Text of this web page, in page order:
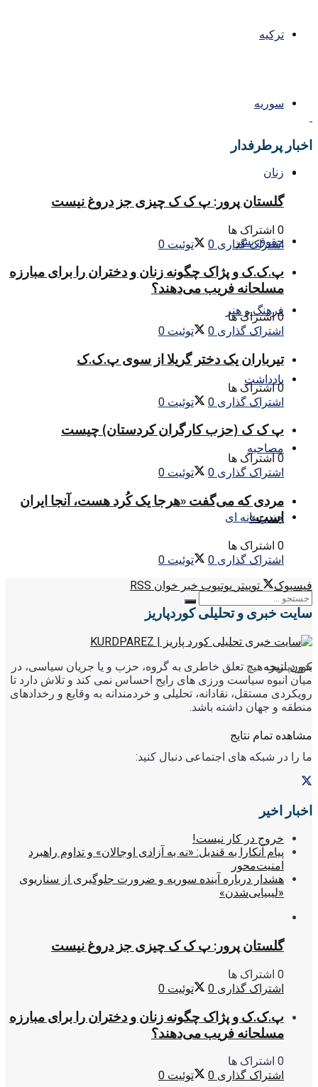
ترکیه
سوریه
زنان
حقوق بشر
فرهنگ و هنر
یادداشت
مصاحبه
چندرسانه ای
بدون نتیجه
مشاهده تمام نتایج
اخبار پرطرفدار
گلستان پرور: پ ک ک چیزی جز دروغ نیست
0 اشتراک ها
اشتراک گذاری 0 توئیت 0
پ.ک.ک و پژاک چگونه زنان و دختران را برای مبارزه
مسلحانه فریب می‌دهند؟
0 اشتراک ها
اشتراک گذاری 0 توئیت 0
تیرباران یک دختر گریلا از سوی پ.ک.ک
0 اشتراک ها
اشتراک گذاری 0 توئیت 0
پ ک ک (حزب کارگران کردستان) چیست
0 اشتراک ها
اشتراک گذاری 0 توئیت 0
مردی که می‌گفت «هرجا یک کُرد هست، آنجا ایران
است»
0 اشتراک ها
اشتراک گذاری 0 توئیت 0
فیسبوک
توییتر یوتیوب خبر خوان RSS
سایت خبری و تحلیلی کوردپاریز
کوردپاریز، هیچ تعلق خاطری به گروه، حزب و یا جریان سیاسی، در
میان انبوه سیاست ورزی های رایج احساس نمی کند و تلاش دارد تا
رویکردی مستقل، نقادانه، تحلیلی و خردمندانه به وقایع و رخدادهای
منطقه و جهان داشته باشد.
ما را در شبکه های اجتماعی دنبال کنید:
اخبار اخیر
خروج در کار نیست!
پیام آنکارا به قندیل: «نه به آزادی اوجالان» و تداوم راهبرد
امنیت‌محور
هشدار درباره آینده سوریه و ضرورت جلوگیری از سناریوی
«لیبیایی‌شدن»
گلستان پرور: پ ک ک چیزی جز دروغ نیست
0 اشتراک ها
اشتراک گذاری 0 توئیت 0
پ.ک.ک و پژاک چگونه زنان و دختران را برای مبارزه
مسلحانه فریب می‌دهند؟
0 اشتراک ها
اشتراک گذاری 0 توئیت 0